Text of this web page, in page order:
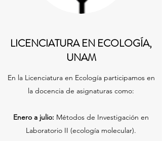
LICENCIATURA EN ECOLOGÍA,
UNAM
En la Licenciatura en Ecología participamos en
la docencia de asignaturas como:
Enero a julio: Métodos de Investigación en
Laboratorio II (ecología molecular).